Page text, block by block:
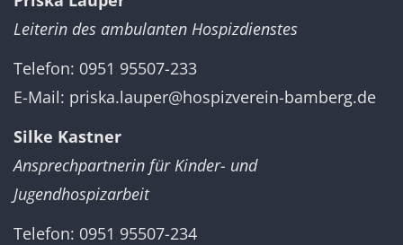
Leiterin des ambulanten Hospizdienstes
Telefon: 0951 95507-233
E-Mail: priska.lauper@hospizverein-bamberg.de
Silke Kastner
Ansprechpartnerin für Kinder- und
Jugendhospizarbeit
Telefon: 0951 95507-234